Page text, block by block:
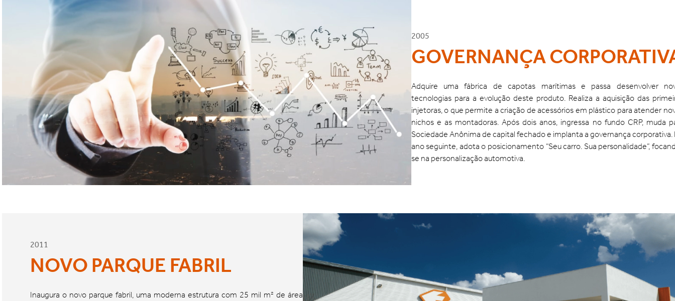
2005
GOVERNANÇA
Adquire uma fábrica de capotas marítimas e passa desenvolver
tecnologias para a evolução deste produto. Realiza a aquisição das
injetoras, o que permite a criação de acessórios em plástico para atender
nichos e as montadoras. Após dois anos, ingressa no fundo CRP, muda
Sociedade Anônima de capital fechado e implanta a governança corporativa.
ano seguinte, adota o posicionamento “Seu carro. Sua personalidade”,
se na personalização automotiva.
2011
NOVO PARQUE FABRIL
Inaugura o novo parque fabril, uma moderna estrutura com 25 mil m² de área